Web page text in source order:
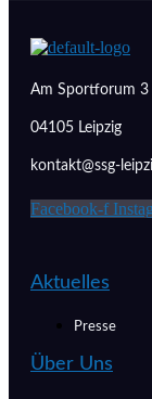
Am Sportforum 3
04105 Leipzig
kontakt@ssg-
Facebook-f
Aktuelles
Presse
Über Uns